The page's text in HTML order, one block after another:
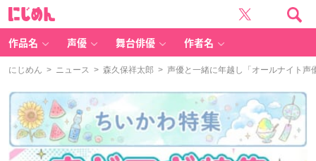
作品名 声優 舞台俳優 作者名
にじめん > ニュース > 森久保祥太郎 > 声優と一緒に年越し「オールナイト声